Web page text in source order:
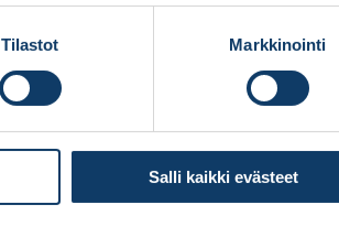
Tilastot Markkinointi
Salli kaikki evästeet